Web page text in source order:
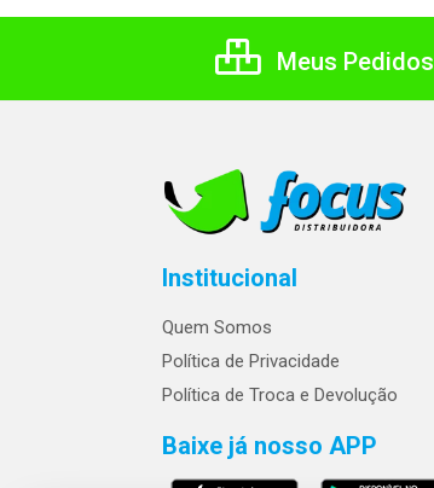
Meus Pedidos
Institucional
Quem Somos
Política de Privacidade
Política de Troca e Devolução
Baixe já nosso APP